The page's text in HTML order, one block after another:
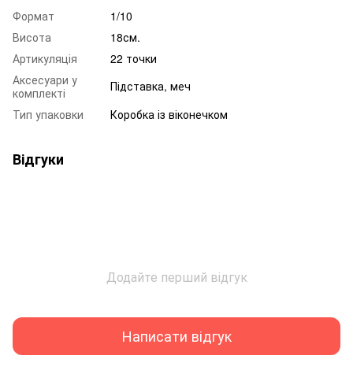
Формат
1/10
Висота
18см.
Артикуляція
22 точки
Аксесуари у
комплекті
Підставка, меч
Тип упаковки
Коробка із віконечком
Відгуки
Додайте перший відгук
Написати відгук